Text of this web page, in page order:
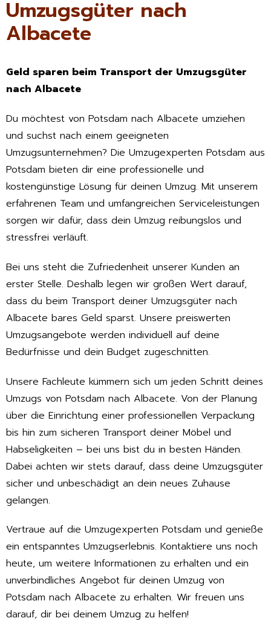
Umzugsgüter nach
Albacete
Geld sparen beim Transport der Umzugsgüter
nach Albacete
Du möchtest von Potsdam nach Albacete umziehen
und suchst nach einem geeigneten
Umzugsunternehmen? Die Umzugexperten Potsdam aus
Potsdam bieten dir eine professionelle und
kostengünstige Lösung für deinen Umzug. Mit unserem
erfahrenen Team und umfangreichen Serviceleistungen
sorgen wir dafür, dass dein Umzug reibungslos und
stressfrei verläuft.
Bei uns steht die Zufriedenheit unserer Kunden an
erster Stelle. Deshalb legen wir großen Wert darauf,
dass du beim Transport deiner Umzugsgüter nach
Albacete bares Geld sparst. Unsere preiswerten
Umzugsangebote werden individuell auf deine
Bedürfnisse und dein Budget zugeschnitten.
Unsere Fachleute kümmern sich um jeden Schritt deines
Umzugs von Potsdam nach Albacete. Von der Planung
über die Einrichtung einer professionellen Verpackung
bis hin zum sicheren Transport deiner Möbel und
Habseligkeiten – bei uns bist du in besten Händen.
Dabei achten wir stets darauf, dass deine Umzugsgüter
sicher und unbeschädigt an dein neues Zuhause
gelangen.
Vertraue auf die Umzugexperten Potsdam und genieße
ein entspanntes Umzugserlebnis. Kontaktiere uns noch
heute, um weitere Informationen zu erhalten und ein
unverbindliches Angebot für deinen Umzug von
Potsdam nach Albacete zu erhalten. Wir freuen uns
darauf, dir bei deinem Umzug zu helfen!